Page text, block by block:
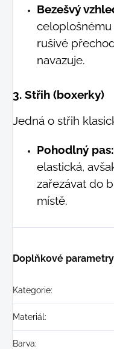
Bezešvý
celoplošnému
rušivé
navazuje.
3. Střih (boxerky)
Jedná o střih
Pohodlný pas:
elastická,
zařezávat do
místě.
Doplňkové parametry
Kategorie:
Materiál :
Barva: